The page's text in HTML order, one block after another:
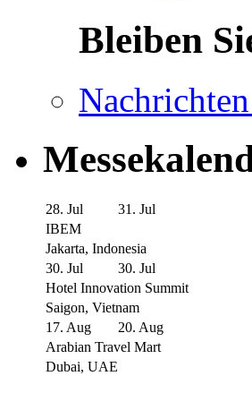
Bleiben
28. Jul
31. Jul
IBEM
Jakarta, Indonesia
30. Jul
30. Jul
Hotel Innovation Summit
Saigon, Vietnam
17. Aug
20. Aug
Arabian Travel Mart
Dubai, UAE